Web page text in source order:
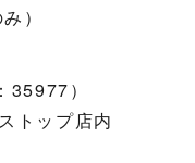
）
35977）
トップ店内